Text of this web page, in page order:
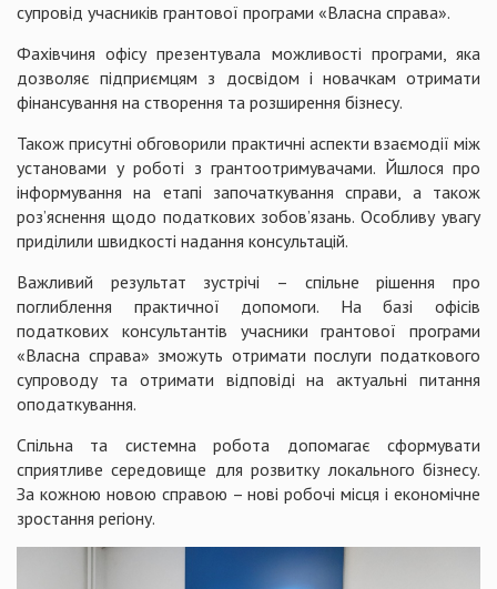
супровід учасників грантової програми «Власна справа».
Фахівчиня офісу презентувала можливості програми, яка
дозволяє підприємцям з досвідом і новачкам отримати
фінансування на створення та розширення бізнесу.
Також присутні обговорили практичні аспекти взаємодії між
установами у роботі з грантоотримувачами. Йшлося про
інформування на етапі започаткування справи, а також
роз’яснення щодо податкових зобов’язань. Особливу увагу
приділили швидкості надання консультацій.
Важливий результат зустрічі – спільне рішення про
поглиблення практичної допомоги. На базі офісів
податкових консультантів учасники грантової програми
«Власна справа» зможуть отримати послуги податкового
супроводу та отримати відповіді на актуальні питання
оподаткування.
Спільна та системна робота допомагає сформувати
сприятливе середовище для розвитку локального бізнесу.
За кожною новою справою – нові робочі місця і економічне
зростання регіону.